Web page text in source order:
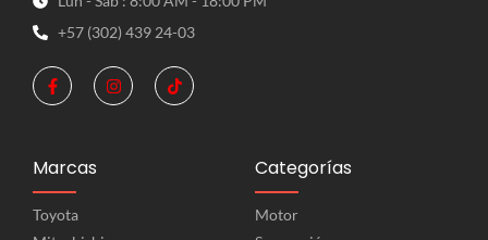
+57 (302) 439 24-03
Marcas
Toyota
Categorías
Motor